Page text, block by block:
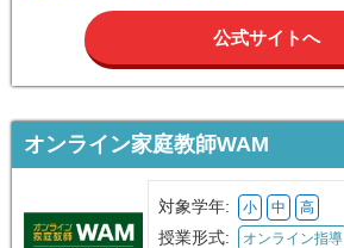
公式サイトへ
オンライン家庭教師WAM
対象学年: 小 中 高
授業形式: オンライン指導